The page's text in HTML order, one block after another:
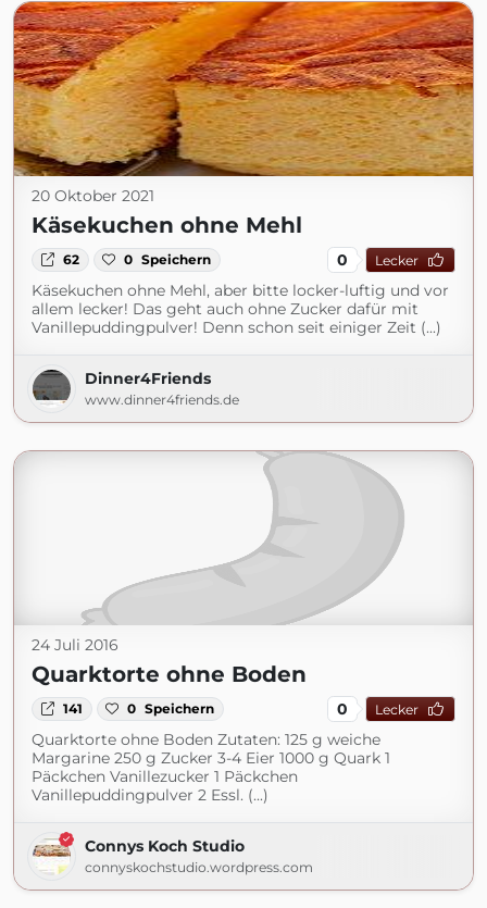
20 Oktober 2021
Käsekuchen ohne Mehl
62 0 Speichern 0 Lecker
Käsekuchen ohne Mehl, aber bitte locker-luftig und vor
allem lecker! Das geht auch ohne Zucker dafür mit
Vanillepuddingpulver! Denn schon seit einiger Zeit (...)
Dinner4Friends
www.dinner4friends.de
24 Juli 2016
Quarktorte ohne Boden
141 0 Speichern 0 Lecker
Quarktorte ohne Boden Zutaten: 125 g weiche
Margarine 250 g Zucker 3-4 Eier 1000 g Quark 1
Päckchen Vanillezucker 1 Päckchen
Vanillepuddingpulver 2 Essl. (...)
Connys Koch Studio
connyskochstudio.wordpress.com